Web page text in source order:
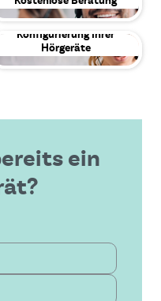
Konfigurierung Ihrer
Hörgeräte
ein